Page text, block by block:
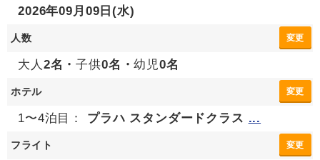
2026年09月09日(水)
人数 変更
大人 2名・子供0名・幼児0名
ホテル 変更
1〜4泊目： プラハ スタンダードクラス ...
フライト 変更